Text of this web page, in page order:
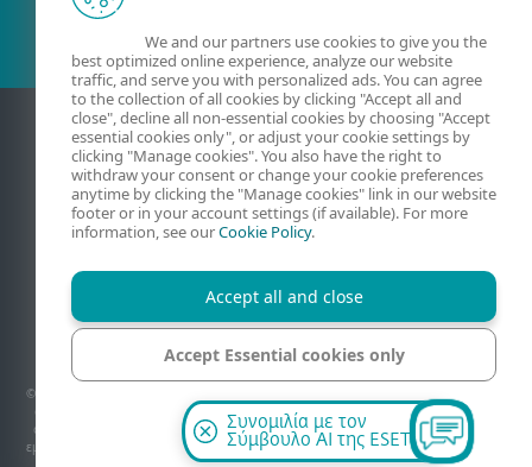
Απόρρητο
Νομικές πληροφορίες
Αναφορά τρωτών σημείων
Χάρτης ιστότοπου
Διαχείριση cookies
© 1992 - 2026 ESET, spol. s r.o. - Με την επιφύλαξη παντός δικαιώματος. Τα εμπορικά
σήματα που χρησιμοποιούνται στο παρόν έγγραφο αποτελούν εμπορικά σήματα ή
σήματα κατατεθέντα της ESET, spol. s r.o. ή της ESET North America. Όλες οι άλλες
εμπορικές ονομασίες και επωνυμίες αποτελούν σήματα κατατεθέντα των αντίστοιχων
Συνομιλία με τον
Σύμβουλο AI της ESET
We and our partners use cookies to give you the
best optimized online experience, analyze our website
traffic, and serve you with personalized ads. You can agree
to the collection of all cookies by clicking "Accept all and
close", decline all non-essential cookies by choosing "Accept
essential cookies only", or adjust your cookie settings by
clicking "Manage cookies". You also have the right to
withdraw your consent or change your cookie preferences
anytime by clicking the "Manage cookies" link in our website
footer or in your account settings (if available). For more
information, see ourCookie Policy.
Accept all and close
Accept Essential cookies only
Manage cookies